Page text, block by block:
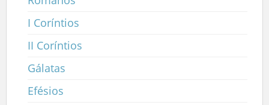
I Coríntios
II Coríntios
Gálatas
Efésios